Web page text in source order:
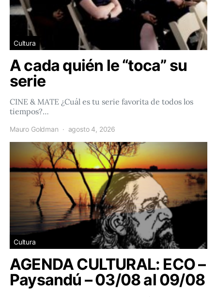
Cultura
A cada quién le “toca” su
serie
CINE & MATE ¿Cuál es tu serie favorita de todos los
tiempos?…
Mauro Goldman agosto 4, 2026
Cultura
AGENDA CULTURAL: ECO –
Paysandú – 03/08 al 09/08